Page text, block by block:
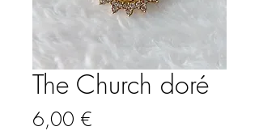
The Church doré
6,00 €